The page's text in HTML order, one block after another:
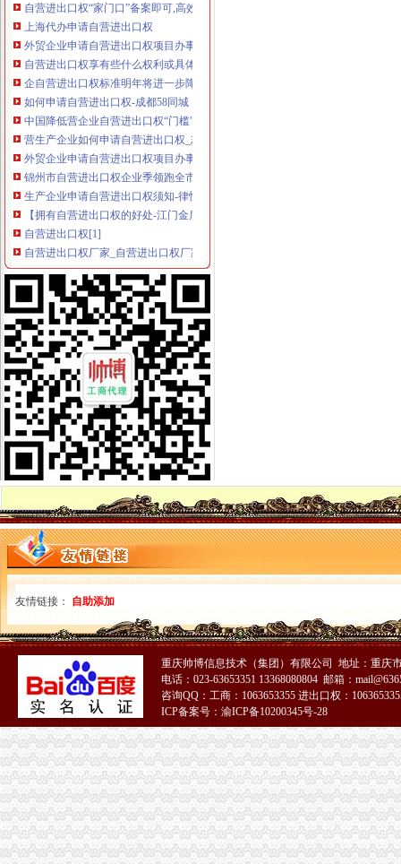
上海代办申请自营进出口权
外贸企业申请自营进出口权项目办事流程
自营进出口权享有些什么权利或具体的程序是怎么样的？_已解决-阿
企自营进出口权标准明年将进一步降低_国内财经_新浪财经_新浪网
如何申请自营进出口权-成都58同城
中国降低营企业自营进出口权“门槛”_国内财经_新浪财经_新浪网
营生产企业如何申请自营进出口权_志趣网
外贸企业申请自营进出口权项目办事流程
锦州市自营进出口权企业季领跑全市出口_各市简讯_民心网
生产企业申请自营进出口权须知-律快车报关商检
【拥有自营进出口权的好处-江门金盾知识产权代理】-生意地
自营进出口权[1]
自营进出口权厂家_自营进出口权厂家/公司-阿里巴巴公司页
自营进出口权办理有哪些要求价格|自营进出口权办理有哪些要求型号规
苏州自营进出口权在哪里办理办理自营进出口权所需资料
自营进出口权登记-北京华晨远洋国际贸易有限责任公司
企业获得自营进出口权-中国年鉴网络出版总库
有自营进出口权,能做外贸公司吗？？？-出口交流-福步外贸论坛（
这个是自营进出口权吗-你问我答-中国物流人论坛锦程物流网BBS-
拥有自营进出口权企业的英文翻译_英语怎么说_海词词典
自营进出口权办理需要符合什么条件？-民生广告网
外经贸部决定扩大自营进出口权企业范围-中国工程咨询网
这个是自营进出口权吗-你问我答-中国物流人论坛锦程物流网BBS-
代理申请自营进出口权公司_代理申请自营进出口权厂家_公司页-阿
深圳讯记注册取得自营进出口权-新闻中心-中国工控网
企业自营进出口权,自营出口,生产企业自营出口出口退税计算-
江苏南京自营进出口权办理费用-中介代理-水母网
进出口权和自营进出口权审批有什么差别？-商务服务-珠海新闻
江苏南京自营进出口权代理公司哪家【服务好】-中介代理-水母网
锦州376家企业获自营进出口权-中国市县招商网
浅述常州自营进出口权在发展中起着重要作用-商务服务
广州企业如何申请自营进出口权-朗升顾问注册公司商标代理注册香港
广州代办自营进出口权-广州58同城
上海自营进出口权代办的流程
自营进出口权
企业自营进出口权代理审批—东城—东四—快点8分类信息网
深圳市实施〈经济区生产企业自营进出口权自动登记暂行办〉细则
拥有自营进出口权的好处-longjing251的日志-网易博客
如何申请自营进出口权
20家营生产企业获自营进出口权_光明日报_光明网
自营进出口权的办理？？？？_已解决-阿里巴巴生意经
供应广州自营进出口权（图）-供应信息-环球经贸网
自营进出口权北京门头沟食品进出口公司_北京华晨远洋国际贸易有限
网易财经频道-企申请自营进出口权门槛削低
友情链接： 自助添加
重庆帅博信息技术（集团）有限公司 地址：重庆
电话：023-63653351 13368080804 邮箱：
咨询QQ：工商：1063653355 进出口权：
ICP备案号：渝ICP备10200345号-28